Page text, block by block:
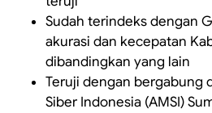
Sudah terindeks dengan
akurasi dan kecepatan
dibandingkan yang lain
Teruji dengan bergabung
Siber Indonesia (AMSI)